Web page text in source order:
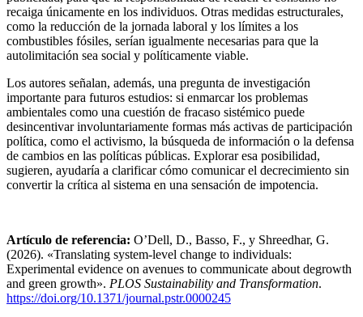
recaiga únicamente en los individuos. Otras medidas estructurales,
como la reducción de la jornada laboral y los límites a los
combustibles fósiles, serían igualmente necesarias para que la
autolimitación sea social y políticamente viable.
Los autores señalan, además, una pregunta de investigación
importante para futuros estudios: si enmarcar los problemas
ambientales como una cuestión de fracaso sistémico puede
desincentivar involuntariamente formas más activas de participación
política, como el activismo, la búsqueda de información o la defensa
de cambios en las políticas públicas. Explorar esa posibilidad,
sugieren, ayudaría a clarificar cómo comunicar el decrecimiento sin
convertir la crítica al sistema en una sensación de impotencia.
Artículo de referencia: O’Dell, D., Basso, F., y Shreedhar, G.
(2026). «Translating system-level change to individuals:
Experimental evidence on avenues to communicate about degrowth
and green growth». PLOS Sustainability and Transformation.
https://doi.org/10.1371/journal.pstr.0000245